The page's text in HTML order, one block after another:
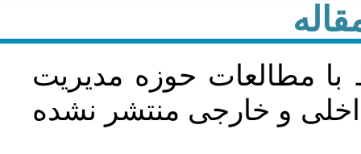
با مطالعات حوزه مديريت
و خارجی منتشر نشده